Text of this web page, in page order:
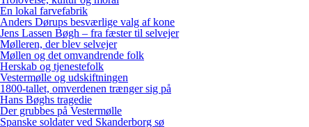
En lokal farvefabrik
Anders Dørups besværlige valg af kone
Jens Lassen Bøgh – fra fæster til selvejer
Mølleren, der blev selvejer
Møllen og det omvandrende folk
Herskab og tjenestefolk
Vestermølle og udskiftningen
1800-tallet, omverdenen trænger sig på
Hans Bøghs tragedie
Der grubbes på Vestermølle
Spanske soldater ved Skanderborg sø